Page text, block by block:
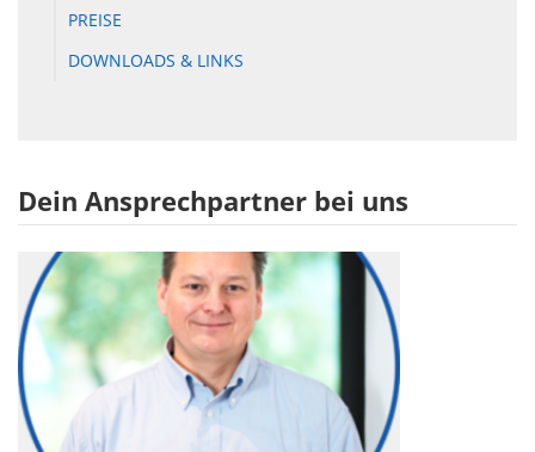
PREISE
DOWNLOADS & LINKS
Dein Ansprechpartner bei uns